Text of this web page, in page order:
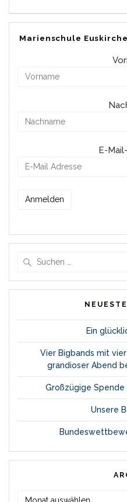
Marienschule
E-
Ein
Vier Bigbands mit
grandioser Abend
Großzügige Spende
Unsere